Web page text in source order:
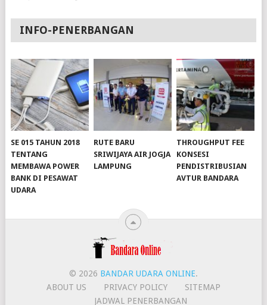
INFO-PENERBANGAN
SE 015 TAHUN 2018
TENTANG
MEMBAWA POWER
BANK DI PESAWAT
UDARA
RUTE BARU
SRIWIJAYA AIR JOGJA
LAMPUNG
THROUGHPUT FEE
KONSESI
PENDISTRIBUSIAN
AVTUR BANDARA
© 2026 BANDAR UDARA ONLINE.
ABOUT US
PRIVACY POLICY
SITEMAP
JADWAL PENERBANGAN